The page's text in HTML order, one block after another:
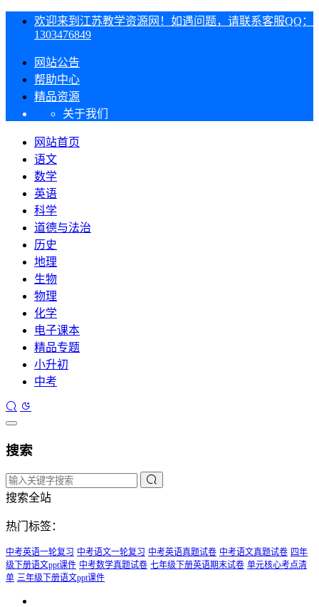
欢迎来到江苏教学资源网！如遇问题，请联系客服QQ：
1303476849
网站公告
帮助中心
精品资源
关于我们
网站首页
语文
数学
英语
科学
道德与法治
历史
地理
生物
物理
化学
电子课本
精品专题
小升初
中考
搜索
搜索全站
热门标签：
中考英语一轮复习 中考语文一轮复习 中考英语真题试卷 中考语文真题试卷 四年
级下册语文ppt课件 中考数学真题试卷 七年级下册英语期末试卷 单元核心考点清
单 三年级下册语文ppt课件